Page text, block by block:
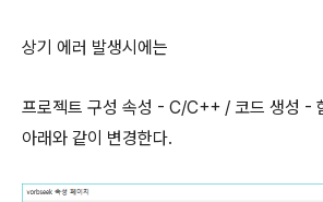
상기 에러 발생시에는
프로젝트 구성 속성 - C/C++ / 코드 생성 -
아래와 같이 변경한다.